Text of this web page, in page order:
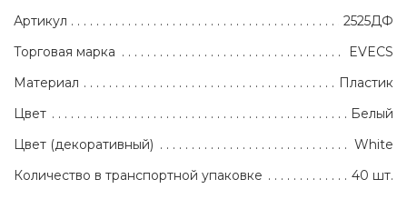
Артикул
2525ДФ
Торговая марка
EVECS
Материал
Пластик
Цвет
Белый
Цвет (декоративный)
White
Количество в транспортной упаковке
40 шт.